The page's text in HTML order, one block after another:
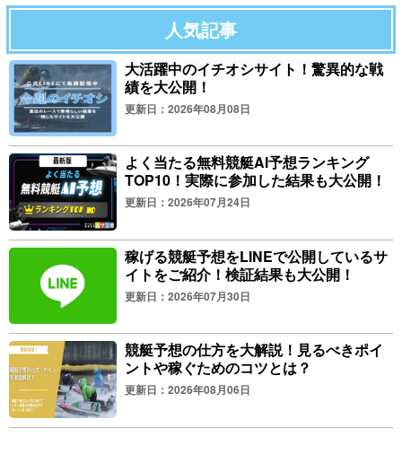
人気記事
大活躍中のイチオシサイト！驚異的な戦
績を大公開！
更新日：2026年08月08日
よく当たる無料競艇AI予想ランキング
TOP10！実際に参加した結果も大公開！
更新日：2026年07月24日
稼げる競艇予想をLINEで公開しているサ
イトをご紹介！検証結果も大公開！
更新日：2026年07月30日
競艇予想の仕方を大解説！見るべきポイ
ントや稼ぐためのコツとは？
更新日：2026年08月06日